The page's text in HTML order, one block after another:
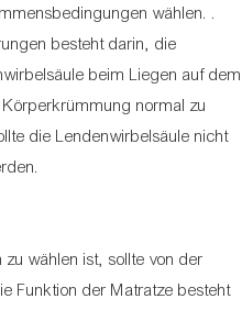
wählen. .
besteht darin, die
beim Liegen auf dem
normal zu
die Lendenwirbelsäule nicht
wählen ist, sollte von der
Funktion der Matratze besteht